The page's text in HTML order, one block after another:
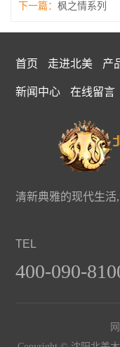
下一篇： 枫之情系列
首页 走进北美 产
新闻中心 在线留言
清新典雅的现代生活
TEL
400-090-